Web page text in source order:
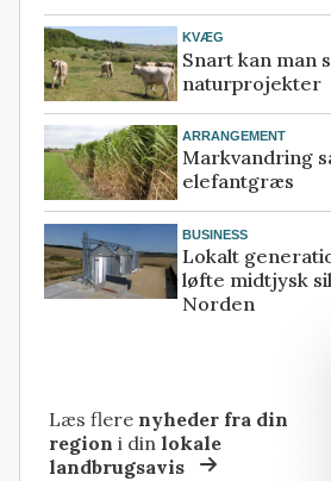
KVÆG
Snart kan man
naturprojekter
ARRANGEMENT
Markvandring
elefantgræs
BUSINESS
Lokalt
løfte midtjysk
Norden
Læs flere nyheder fra din
region i dinlokale
landbrugsavis